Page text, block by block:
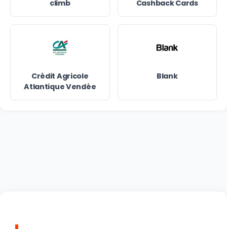
climb Cashback Cards
Crédit Agricole
Atlantique Vendée
Blank